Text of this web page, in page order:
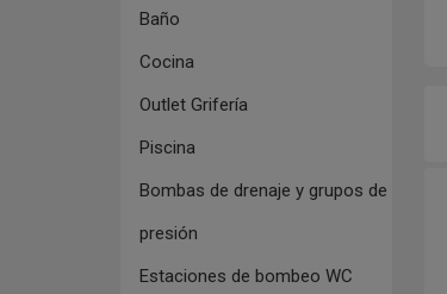
Baño
Cocina
Outlet Grifería
Piscina
Bombas de drenaje y grupos de
presión
Estaciones de bombeo WC